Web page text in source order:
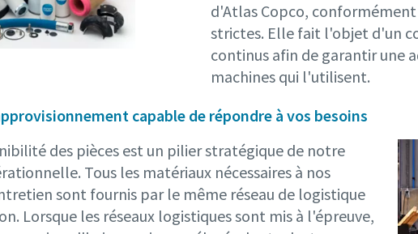
d'Atlas Copco,
strictes. Elle fait l'objet d'un
continus afin de garantir une
machines qui l'utilisent.
capable de répondre à vos besoins
des pièces est un pilier stratégique de notre
Tous les matériaux nécessaires à nos
sont fournis par le même réseau de logistique
Lorsque les réseaux logistiques sont mis à l'épreuve,